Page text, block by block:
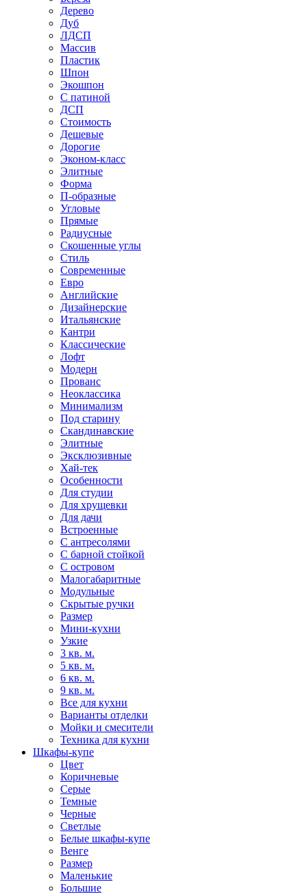
Дерево
Дуб
ЛДСП
Массив
Пластик
Шпон
Экошпон
С патиной
ДСП
Стоимость
Дешевые
Дорогие
Эконом-класс
Элитные
Форма
П-образные
Угловые
Прямые
Радиусные
Скошенные углы
Стиль
Современные
Евро
Английские
Дизайнерские
Итальянские
Кантри
Классические
Лофт
Модерн
Прованс
Неоклассика
Минимализм
Под старину
Скандинавские
Элитные
Эксклюзивные
Хай-тек
Особенности
Для студии
Для хрущевки
Для дачи
Встроенные
С антресолями
С барной стойкой
С островом
Малогабаритные
Модульные
Скрытые ручки
Размер
Мини-кухни
Узкие
3 кв. м.
5 кв. м.
6 кв. м.
9 кв. м.
Все для кухни
Варианты отделки
Мойки и смесители
Техника для кухни
Шкафы-купе
Цвет
Коричневые
Серые
Темные
Черные
Светлые
Белые шкафы-купе
Венге
Размер
Маленькие
Большие